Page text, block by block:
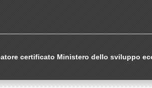
certificato Ministero dello sviluppo